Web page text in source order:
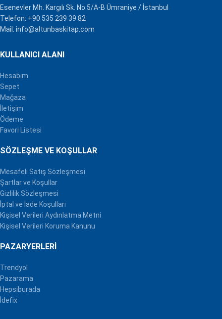
Esenevler Mh. Kargılı Sk. No:5/A-B Ümraniye / İstanbul
Telefon: +90 535 239 39 82
Mail: info@altunbaskitap.com
KULLANICI ALANI
Hesabım
Sepet
Mağaza
İletişim
Ödeme
Favori Listesi
SÖZLEŞME VE KOŞULLAR
Mesafeli Satış Sözleşmesi
Şartlar ve Koşullar
Gizlilik Sözleşmesi
İptal ve İade Koşulları
Kişisel Verileri Aydınlatma Metni
Kişisel Verileri Koruma Kanunu
PAZARYERLERI
Trendyol
Pazarama
Hepsiburada
İdefix